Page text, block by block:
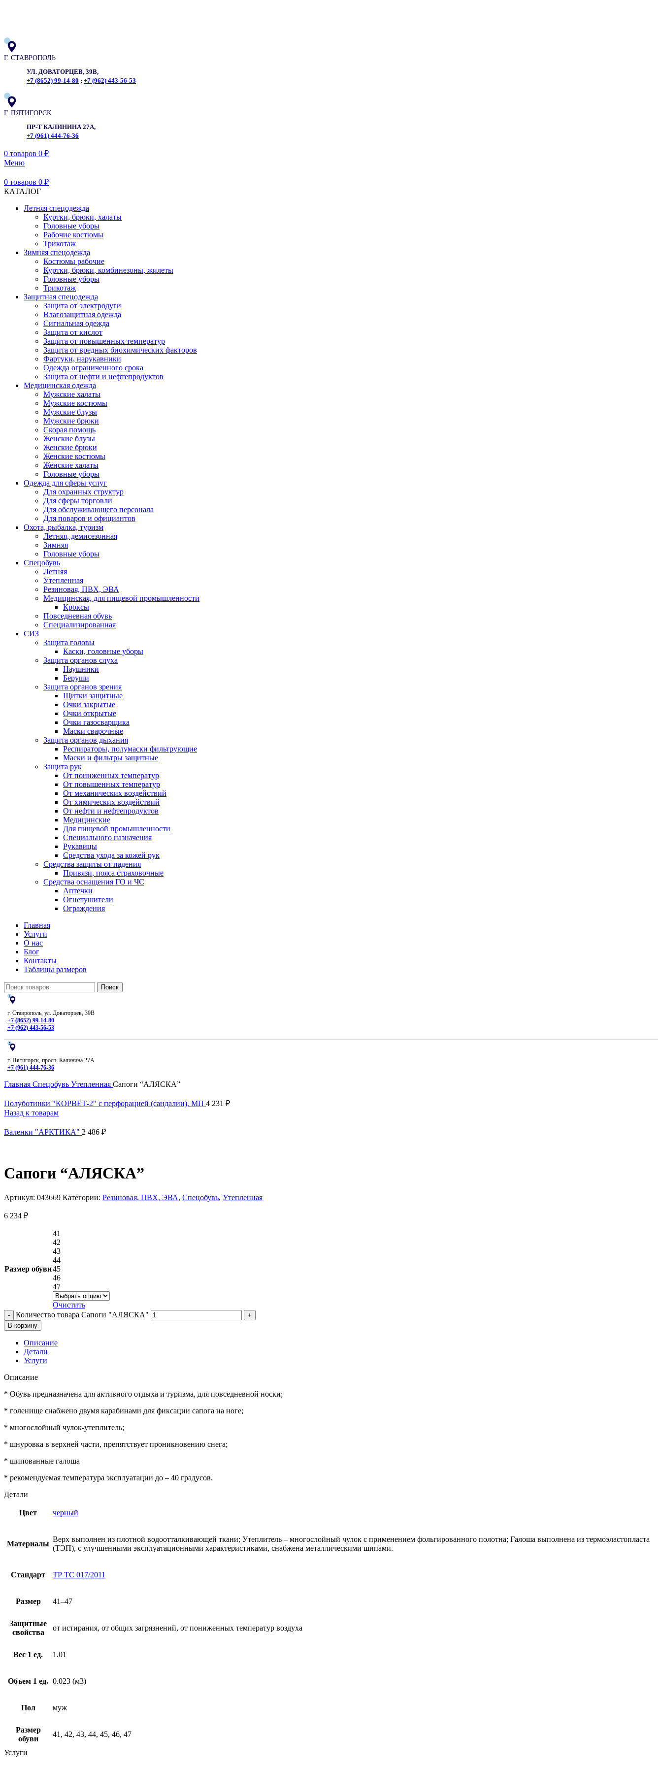
Г. СТАВРОПОЛЬ
УЛ. ДОВАТОРЦЕВ, 39В,
+7 (8652) 99-14-80 ; +7 (962) 443-56-53
Г. ПЯТИГОРСК
ПР-Т КАЛИНИНА 27А,
+7 (961) 444-76-36
0 товаров 0 ₽
Меню
0 товаров 0 ₽
КАТАЛОГ
Летняя спецодежда
Куртки, брюки, халаты
Головные уборы
Рабочие костюмы
Трикотаж
Зимняя спецодежда
Костюмы рабочие
Куртки, брюки, комбинезоны, жилеты
Головные уборы
Трикотаж
Защитная спецодежда
Защита от электродуги
Влагозащитная одежда
Сигнальная одежда
Защита от кислот
Защита от повышенных температур
Защита от вредных биохимических факторов
Фартуки, нарукавники
Одежда ограниченного срока
Защита от нефти и нефтепродуктов
Медицинская одежда
Мужские халаты
Мужские костюмы
Мужские блузы
Мужские брюки
Скорая помощь
Женские блузы
Женские брюки
Женские костюмы
Женские халаты
Головные уборы
Одежда для сферы услуг
Для охранных структур
Для сферы торговли
Для обслуживающего персонала
Для поваров и официантов
Охота, рыбалка, туризм
Летняя, демисезонная
Зимняя
Головные уборы
Спецобувь
Летняя
Утепленная
Резиновая, ПВХ, ЭВА
Медицинская, для пищевой промышленности
Кроксы
Повседневная обувь
Специализированная
СИЗ
Защита головы
Каски, головные уборы
Защита органов слуха
Наушники
Беруши
Защита органов зрения
Щитки защитные
Очки закрытые
Очки открытые
Очки газосварщика
Маски сварочные
Защита органов дыхания
Респираторы, полумаски фильтрующие
Маски и фильтры защитные
Защита рук
От пониженных температур
От повышенных температур
От механических воздействий
От химических воздействий
От нефти и нефтепродуктов
Медицинские
Для пищевой промышленности
Специального назначения
Рукавицы
Средства ухода за кожей рук
Средства защиты от падения
Привязи, пояса страховочные
Средства оснащения ГО и ЧС
Аптечки
Огнетушители
Ограждения
Главная
Услуги
О нас
Блог
Контакты
Таблицы размеров
Поиск
г. Ставрополь, ул. Доваторцев, 39В
+7 (8652) 99-14-80
+7 (962) 443-56-53
г. Пятигорск, просп. Калинина 27А
+7 (961) 444-76-36
Главная Спецобувь Утепленная Сапоги “АЛЯСКА”
Полуботинки "КОРВЕТ-2" с перфорацией (сандалии), МП 4 231 ₽
Назад к товарам
Валенки "АРКТИКА" 2 486 ₽
Сапоги “АЛЯСКА”
Артикул: 043669 Категории: Резиновая, ПВХ, ЭВА, Спецобувь, Утепленная
6 234 ₽
Размер обуви
41
42
43
44
45
46
47
Очистить
Количество товара Сапоги "АЛЯСКА"
В корзину
Описание
Детали
Услуги
Описание
* Обувь предназначена для активного отдыха и туризма, для повседневной носки;
* голенище снабжено двумя карабинами для фиксации сапога на ноге;
* многослойный чулок-утеплитель;
* шнуровка в верхней части, препятствует проникновению снега;
* шипованные галоша
* рекомендуемая температура эксплуатации до – 40 градусов.
Детали
Цвет черный
Материалы
Верх выполнен из плотной водоотталкивающей ткани; Утеплитель – многослойный чулок с применением фольгированного полотна; Галоша выполнена из термоэластопласта
(ТЭП), с улучшенными эксплуатационными характеристиками, снабжена металлическими шипами.
Стандарт ТР ТС 017/2011
Размер 41–47
Защитные
свойства
от истирания, от общих загрязнений, от пониженных температур воздуха
Вес 1 ед. 1.01
Объем 1 ед. 0.023 (м3)
Пол муж
Размер
обуви
41, 42, 43, 44, 45, 46, 47
Услуги